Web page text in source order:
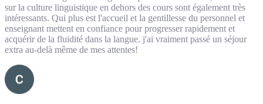
sur la culture linguistique en dehors des cours sont également très
intéressants. Qui plus est l'accueil et la gentillesse du personnel et
enseignant mettent en confiance pour progresser rapidement et
acquérir de la fluidité dans la langue. j'ai vraiment passé un séjour
extra au-delà même de mes attentes!